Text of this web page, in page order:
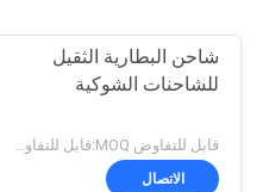
شاحن البطارية الثقيل
للشاحنات الشوكية
قابل للتفاوض MOQ:قابل للتفاوض
الاتصال